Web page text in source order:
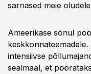
sarnased meie
Ameerikase sõnul
intensiivse
sealmaal, et